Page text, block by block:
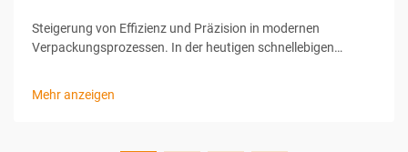
Steigerung von Effizienz und Präzision in modernen
Verpackungsprozessen. In der heutigen schnellebigen
Arbeitskosten zu senken und eine gleichbleibende
Mehr anzeigen